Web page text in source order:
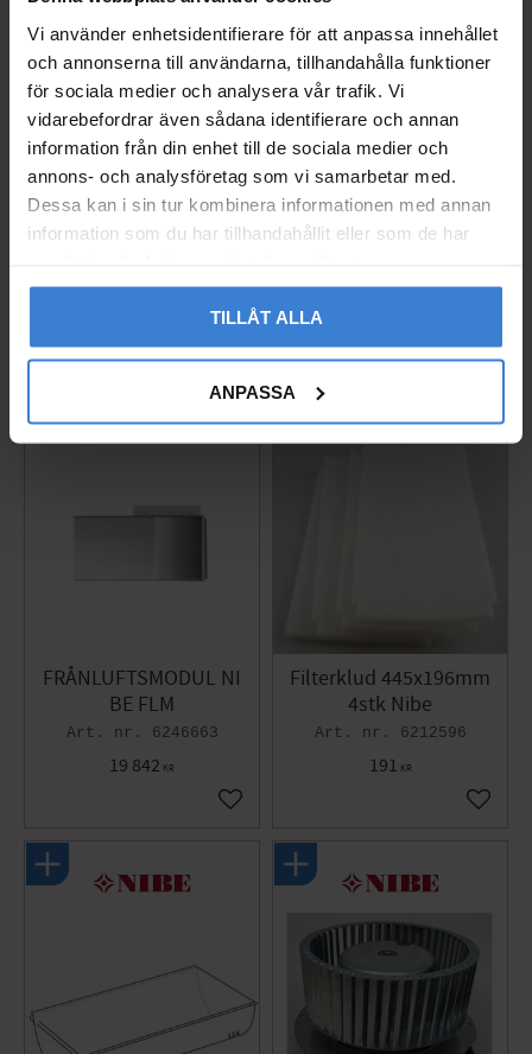
Vi använder enhetsidentifierare för att anpassa innehållet
och annonserna till användarna, tillhandahålla funktioner
för sociala medier och analysera vår trafik. Vi
vidarebefordrar även sådana identifierare och annan
information från din enhet till de sociala medier och
annons- och analysföretag som vi samarbetar med.
Dessa kan i sin tur kombinera informationen med annan
information som du har tillhandahållit eller som de har
TILLÅT ALLA
ANPASSA
Elpatron 7/9 kW Res.D
818303
Gem som favorit
Expansionsventil Flica
R407c
2 093KR
FRÅNLUFTSMODUL NI
BE FLM
6246663
19 842 KR
Gem som favorit
Filterklud 445x196mm
4stk Nibe
6212596
191 KR
Gem